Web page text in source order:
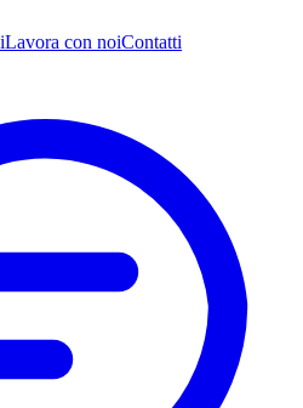
Lavora con noiContatti